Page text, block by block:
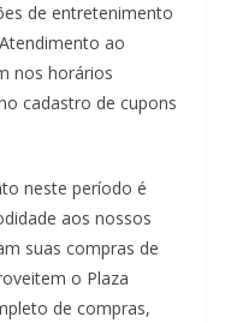
de entretenimento
ao
nos horários
cadastro de cupons
neste período é
aos nossos
suas compras de
o Plaza
de compras,